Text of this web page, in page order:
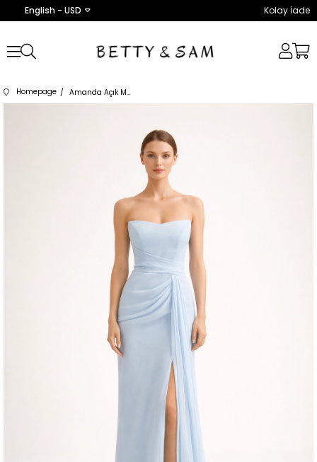
English - USD Kolay İade
Homepage Amanda Açık Mavi Uzun Elbise